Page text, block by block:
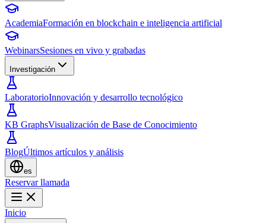
AcademiaFormación en blockchain e inteligencia artificial
WebinarsSesiones en vivo y grabadas
Investigación
LaboratorioInnovación y desarrollo tecnológico
KB GraphsVisualización de Base de Conocimiento
BlogÚltimos artículos y análisis
es
Reservar llamada
Inicio